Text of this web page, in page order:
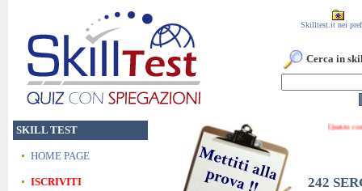
Skilltest.it nei
Cerca in
SKILL TEST
HOME PAGE
ISCRIVITI 242